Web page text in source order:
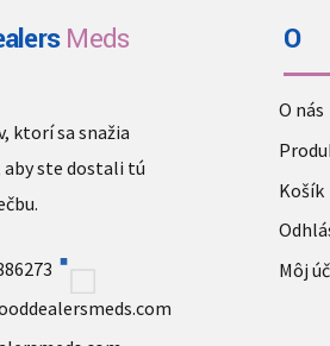
Meds
ktorí sa snažia
aby ste dostali tú
O
O nás
Košík
Môj